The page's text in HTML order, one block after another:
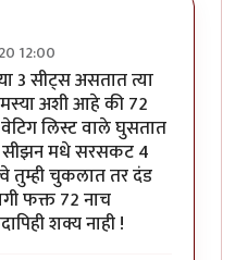
12:00
3 सीट्स असतात त्या
अशी आहे की 72
लिस्ट वाले घुसतात
सीझन मधे सरसकट 4
तुम्ही चुकलात तर दंड
फक्त 72 नाच
शक्य नाही !